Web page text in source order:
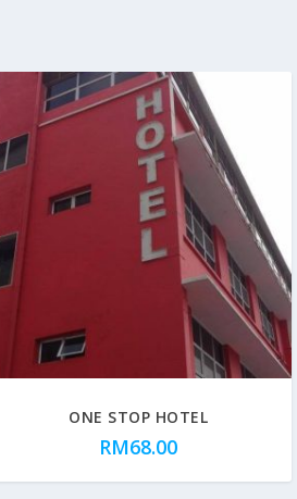
ONE STOP HOTEL
RM68.00